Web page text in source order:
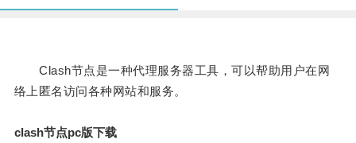
Clash节点是一种代理服务器工具，可以帮助用户在网
络上匿名访问各种网站和服务。
clash节点pc版下载